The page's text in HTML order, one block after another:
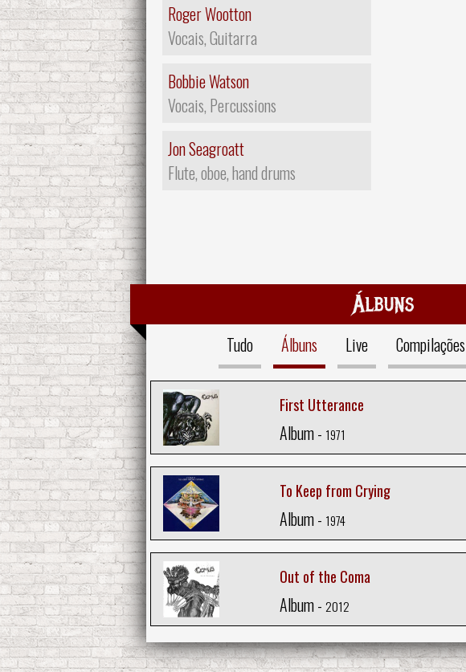
Roger Wootton
Vocais, Guitarra
Bobbie Watson
Vocais, Percussions
Jon Seagroatt
Flute, oboe, hand drums
Álbuns
Tudo Álbuns Live Compilações
First Utterance
Album - 1971
To Keep from Crying
Album - 1974
Out of the Coma
Album - 2012